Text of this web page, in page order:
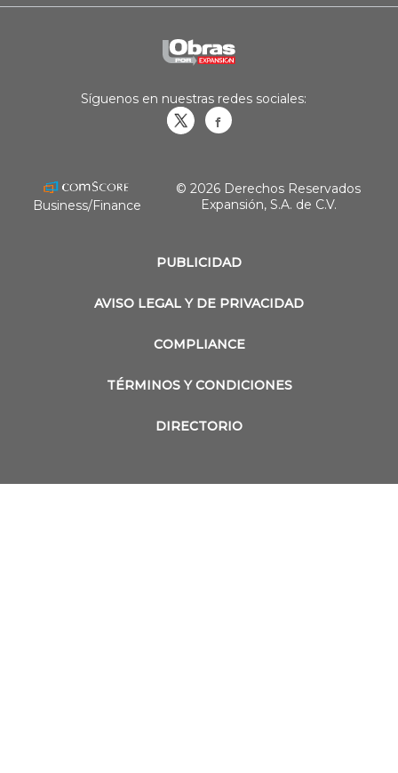
PUBLICIDAD
AVISO LEGAL Y DE PRIVACIDAD
COMPLIANCE
TÉRMINOS Y CONDICIONES
DIRECTORIO
Síguenos en nuestras redes sociales:
Business/Finance
© 2026 Derechos Reservados
Expansión, S.A. de C.V.